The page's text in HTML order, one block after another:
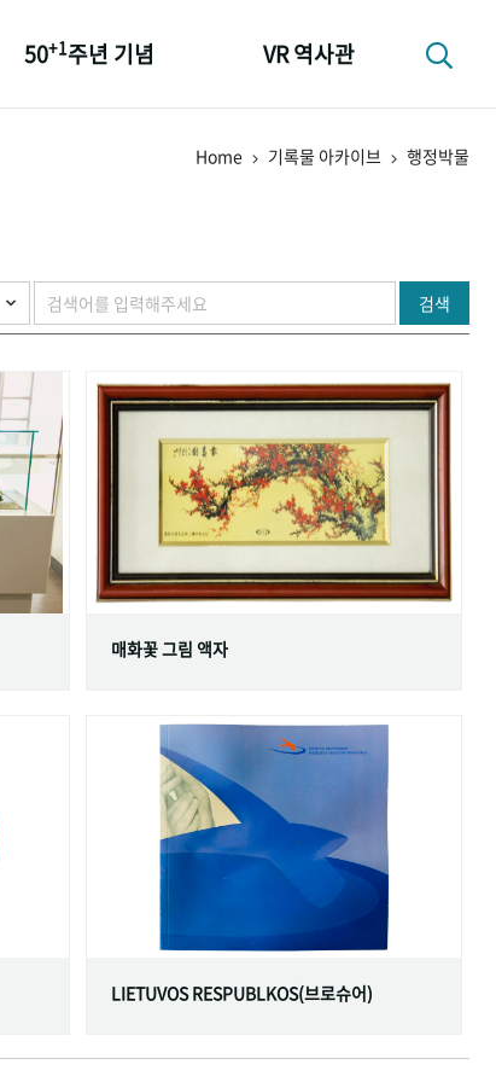
50+1주년 기념
세계와 함께 한 KIHASA
VR 역사관
Home 기록물 아카이브 행정박물
검색
매화꽃 그림 액자
LIETUVOS RESPUBLKOS(브로슈어)